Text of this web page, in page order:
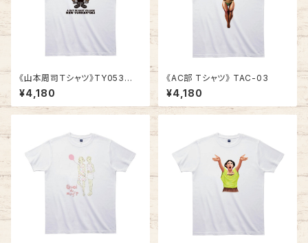
《山本周司Ｔシャツ》TY053
／ A GUY OF EAST VILLA
GE
¥4,180
《AC部 Tシャツ》 TAC-03
¥4,180